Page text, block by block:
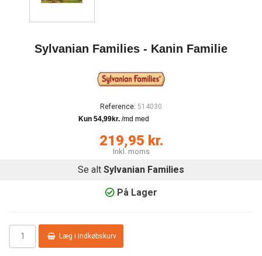
Sylvanian Families - Kanin Familie
Reference: 514030
219,95 kr.
Inkl. moms
Se alt Sylvanian Families
På Lager
Læg i indkøbskurv